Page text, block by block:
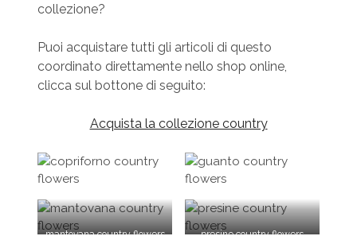
collezione?
Puoi acquistare tutti gli articoli di questo
coordinato direttamente nello shop online,
clicca sul bottone di seguito:
Acquista la collezione country